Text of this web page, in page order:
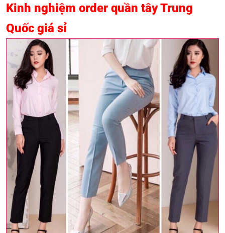
Kinh nghiệm order quần tây Trung
Quốc giá sỉ